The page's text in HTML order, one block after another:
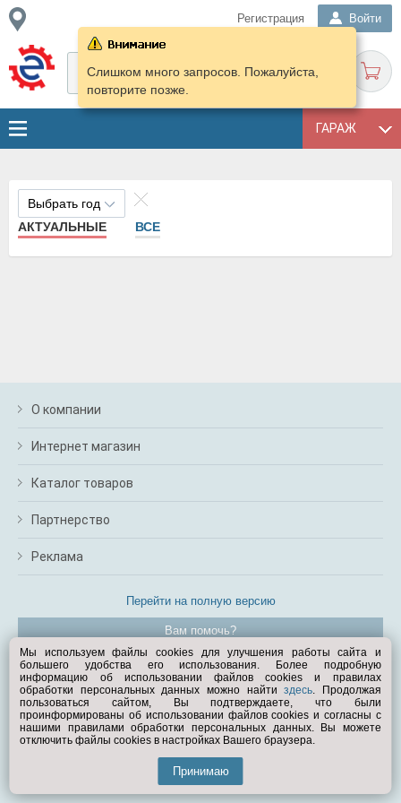
Регистрация Войти
ГАРАЖ
Слишком много запросов. Пожалуйста,
повторите позже.
Выбрать год
АКТУАЛЬНЫЕ
ВСЕ
О компании
Интернет магазин
Каталог товаров
Партнерство
Реклама
Перейти на полную версию
Вам помочь?
© Exist.ru 1998—2026
Мы используем файлы cookies для улучшения работы сайта и
большего удобства его использования. Более подробную
информацию об использовании файлов cookies и правилах
обработки персональных данных можно найтиздесь. Продолжая
пользоваться сайтом, Вы подтверждаете, что были
проинформированы об использовании файлов cookies и согласны с
нашими правилами обработки персональных данных. Вы можете
отключить файлы cookies в настройках Вашего браузера.
Принимаю